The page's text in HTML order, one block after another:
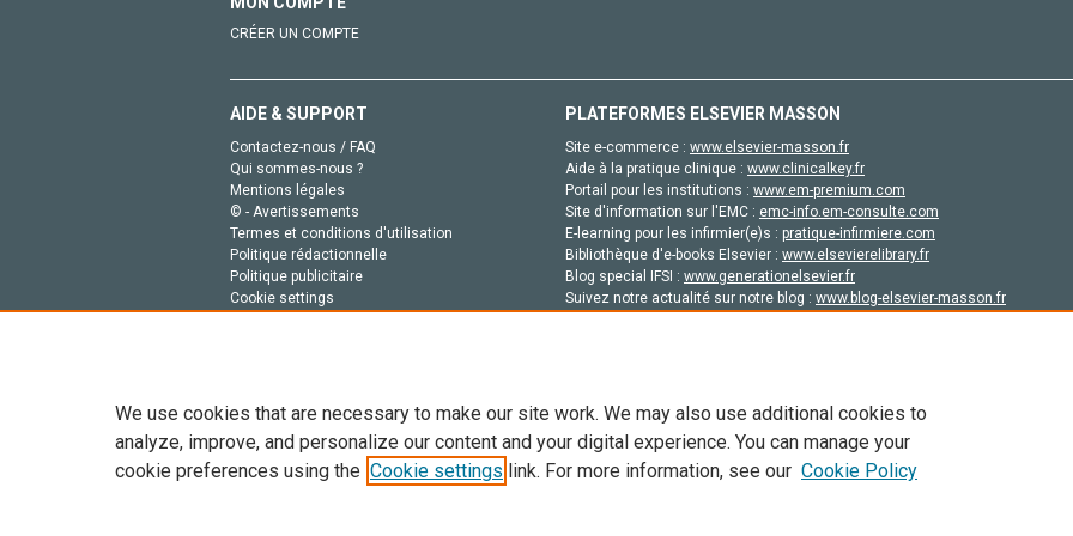
CRÉER UN COMPTE
AIDE & SUPPORT
Contactez-nous / FAQ
Qui sommes-nous ?
Mentions légales
© - Avertissements
Termes et conditions d'utilisation
Politique rédactionnelle
Politique publicitaire
Cookie settings
PLATEFORMES ELSEVIER MASSON
Site e-commerce : www.elsevier-masson.fr
Aide à la pratique clinique : www.clinicalkey.fr
Portail pour les institutions : www.em-premium.com
Site d'information sur l'EMC : emc-info.em-consulte.com
E-learning pour les infirmier(e)s : pratique-infirmiere.com
Bibliothèque d'e-books Elsevier : www.elsevierelibrary.fr
Blog special IFSI : www.generationelsevier.fr
Suivez notre actualité sur notre blog : www.blog-elsevier-masson.fr
Tout le contenu de ce site: Copyright © 2026 Elsevier, ses concédants de licence et ses contributeurs. Tout les droits sont réservés,
de données, a la formation en IA et aux technologies similaires. Pour tout contenu en libre accès, les conditions de licence
We use cookies that are necessary to make our site work. We may also use additional cookies to
analyze, improve, and personalize our content and your digital experience. You can manage your
cookie preferences using the Cookie settings link. For more information, see our Cookie Policy